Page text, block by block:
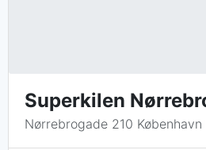
Superkilen
Nørrebrogade 210